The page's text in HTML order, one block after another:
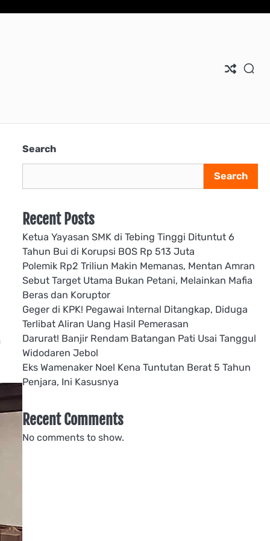
Search
Search
Recent Posts
Ketua Yayasan SMK di Tebing Tinggi Dituntut 6
Tahun Bui di Korupsi BOS Rp 513 Juta
Polemik Rp2 Triliun Makin Memanas, Mentan Amran
Sebut Target Utama Bukan Petani, Melainkan Mafia
Beras dan Koruptor
Geger di KPK! Pegawai Internal Ditangkap, Diduga
Terlibat Aliran Uang Hasil Pemerasan
Darurat! Banjir Rendam Batangan Pati Usai Tanggul
Widodaren Jebol
Eks Wamenaker Noel Kena Tuntutan Berat 5 Tahun
Penjara, Ini Kasusnya
Recent Comments
No comments to show.